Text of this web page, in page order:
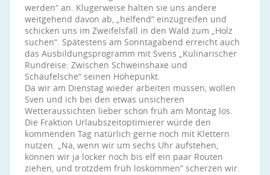
werden“ an. Klugerweise halten sie uns andere
weitgehend davon ab, „helfend“ einzugreifen und
schicken uns im Zweifelsfall in den Wald zum „Holz
suchen“. Spätestens am Sonntagabend erreicht auch
das Ausbildungsprogramm mit Svens „Kulinarischer
Rundreise: Zwischen Schweinshaxe und
Schäufelsche“ seinen Höhepunkt.
Da wir am Dienstag wieder arbeiten müssen, wollen
Sven und ich bei den etwas unsicheren
Wetteraussichten lieber schon früh am Montag los.
Die Fraktion Urlaubszeitoptimierer würde den
kommenden Tag natürlich gerne noch mit Klettern
nutzen. „Na, wenn wir um sechs Uhr aufstehen,
können wir ja locker noch bis elf ein paar Routen
ziehen, und trotzdem früh loskommen“ scherzen wir.